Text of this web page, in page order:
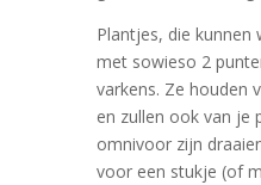
Plantjes, die kunnen
met sowieso 2
varkens. Ze houden
en zullen ook van je
omnivoor zijn
voor een stukje (of